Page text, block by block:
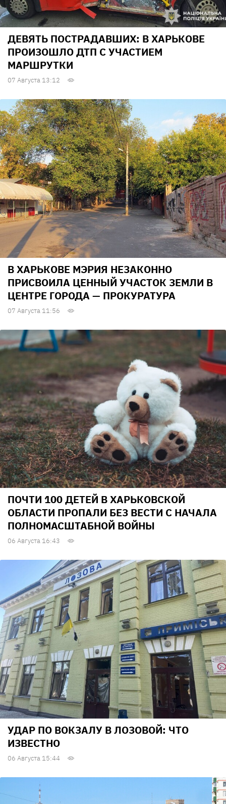
ДЕВЯТЬ ПОСТРАДАВШИХ: В ХАРЬКОВЕ
ПРОИЗОШЛО ДТП С УЧАСТИЕМ
МАРШРУТКИ
07 Августа 13:12
В ХАРЬКОВЕ МЭРИЯ НЕЗАКОННО
ПРИСВОИЛА ЦЕННЫЙ УЧАСТОК ЗЕМЛИ В
ЦЕНТРЕ ГОРОДА — ПРОКУРАТУРА
07 Августа 11:56
ПОЧТИ 100 ДЕТЕЙ В ХАРЬКОВСКОЙ
ОБЛАСТИ ПРОПАЛИ БЕЗ ВЕСТИ С НАЧАЛА
ПОЛНОМАСШТАБНОЙ ВОЙНЫ
06 Августа 16:43
УДАР ПО ВОКЗАЛУ В ЛОЗОВОЙ: ЧТО
ИЗВЕСТНО
06 Августа 15:44